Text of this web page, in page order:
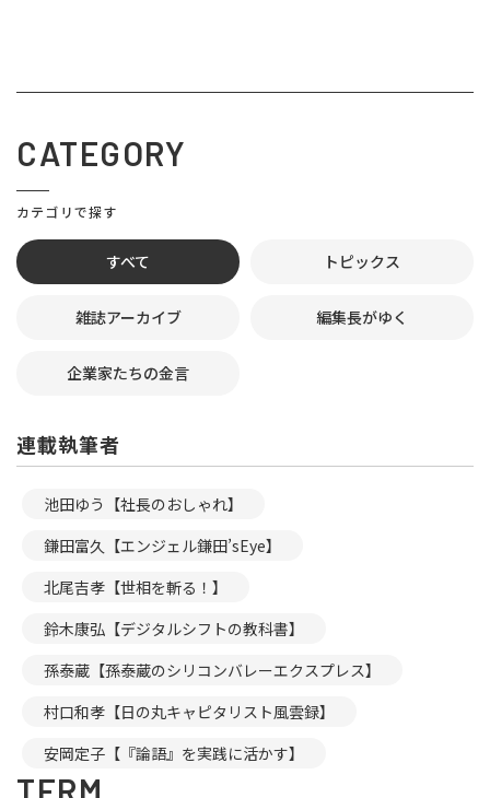
CATEGORY
カテゴリで探す
すべて トピックス
雑誌アーカイブ 編集長がゆく
企業家たちの金言
連載執筆者
池田ゆう【社長のおしゃれ】
鎌田富久【エンジェル鎌田’sEye】
北尾吉孝【世相を斬る！】
鈴木康弘【デジタルシフトの教科書】
孫泰蔵【孫泰蔵のシリコンバレーエクスプレス】
村口和孝【日の丸キャピタリスト風雲録】
安岡定子【『論語』を実践に活かす】